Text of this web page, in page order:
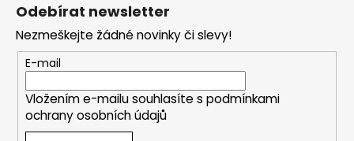
a
c
í
p
r
Odebírat newsletter
Nezmeškejte žádné novinky či slevy!
E-mail
Vložením e-mailu souhlasíte s podmínkami
ochrany osobních údajů